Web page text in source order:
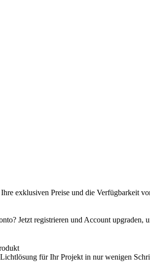
exklusiven Preise und die Verfügbarkeit
Jetzt registrieren und Account upgraden,
für Ihr Projekt in nur wenigen